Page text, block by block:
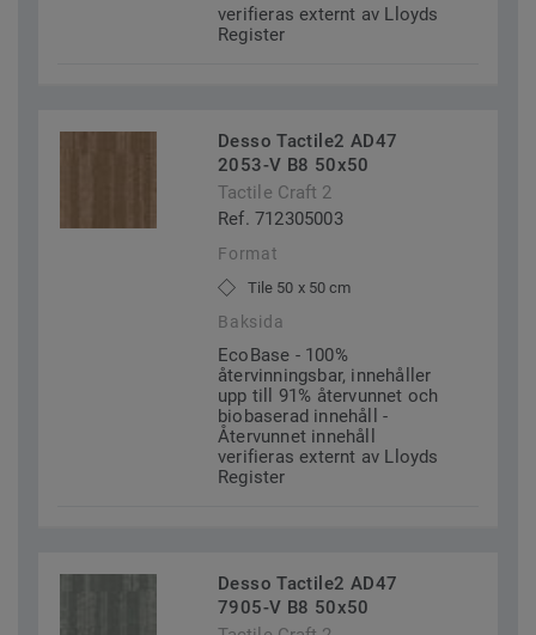
verifieras externt av Lloyds
Register
Desso Tactile2 AD47
2053-V B8 50x50
Tactile Craft 2
Ref. 712305003
Format
Tile 50 x 50 cm
Baksida
EcoBase - 100%
återvinningsbar, innehåller
upp till 91% återvunnet och
biobaserad innehåll -
Återvunnet innehåll
verifieras externt av Lloyds
Register
Desso Tactile2 AD47
7905-V B8 50x50